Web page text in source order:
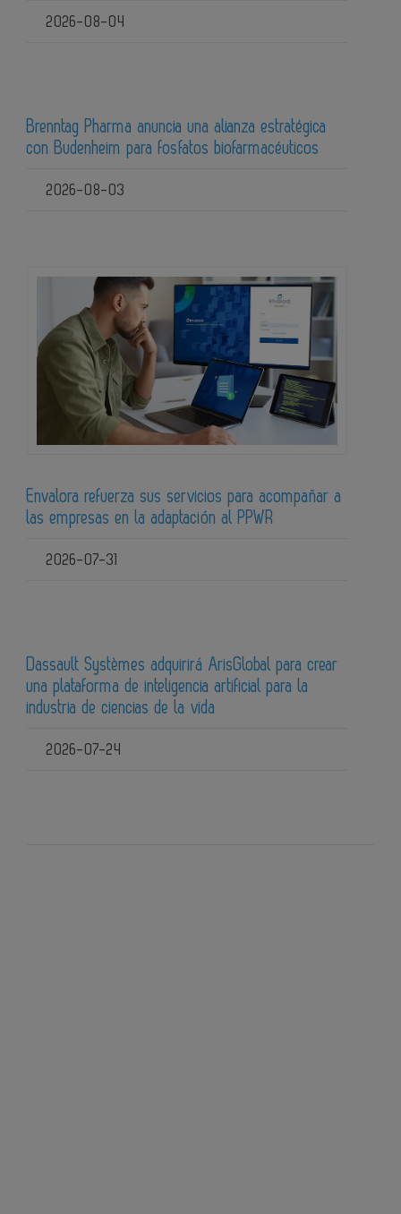
2026-08-04
Brenntag Pharma anuncia una alianza estratégica
con Budenheim para fosfatos biofarmacéuticos
2026-08-03
Envalora refuerza sus servicios para acompañar a
las empresas en la adaptación al PPWR
2026-07-31
Dassault Systèmes adquirirá ArisGlobal para crear
una plataforma de inteligencia artificial para la
industria de ciencias de la vida
2026-07-24